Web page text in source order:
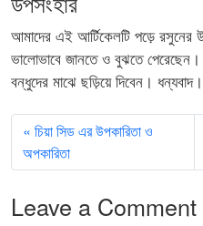
আমাদের এই আর্টিকেলটি পড়ে রসুনের
ভালোভাবে জানতে ও বুঝতে
বন্ধুদের মাঝে ছড়িয়ে দিবেন। ধন্যবাদ।
চিয়া সিড এর উপকারিতা ও
অপকারিতা
Leave a Comment